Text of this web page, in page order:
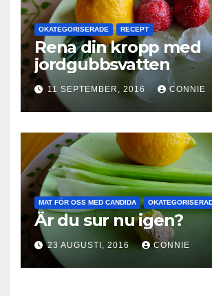
OKATEGORISERADE RECEPT
Rena din kropp med
jordgubbsvatten
11 SEPTEMBER, 2016 CONNIE
MAT FÖR OSS MED CANDIDA
Är du sur nu igen?
23 AUGUSTI, 2016 CONNIE